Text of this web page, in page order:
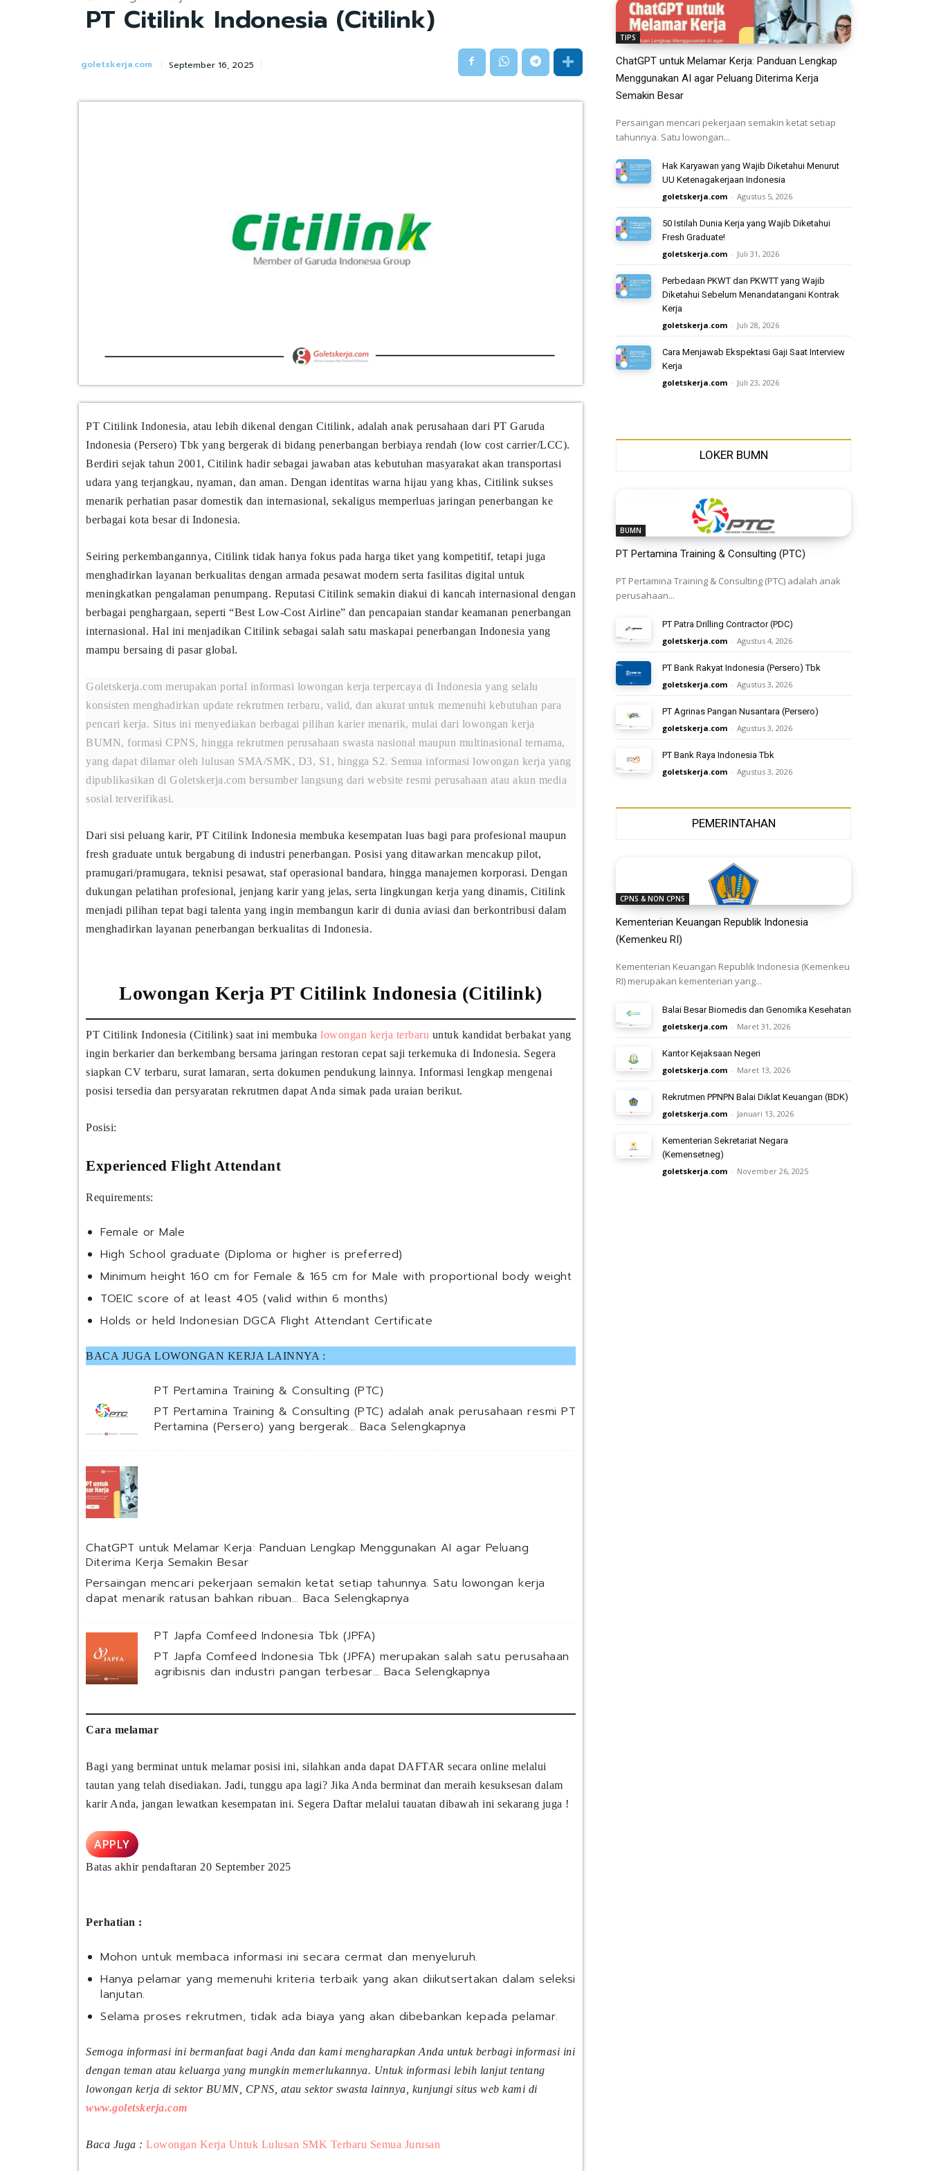
PT Citilink Indonesia (Citilink)
goletskerja.com September 16, 2025
PT Citilink Indonesia, atau lebih dikenal dengan Citilink, adalah anak perusahaan dari PT Garuda
Indonesia (Persero) Tbk yang bergerak di bidang penerbangan berbiaya rendah (low cost carrier/LCC).
Berdiri sejak tahun 2001, Citilink hadir sebagai jawaban atas kebutuhan masyarakat akan transportasi
udara yang terjangkau, nyaman, dan aman. Dengan identitas warna hijau yang khas, Citilink sukses
menarik perhatian pasar domestik dan internasional, sekaligus memperluas jaringan penerbangan ke
berbagai kota besar di Indonesia.
Seiring perkembangannya, Citilink tidak hanya fokus pada harga tiket yang kompetitif, tetapi juga
menghadirkan layanan berkualitas dengan armada pesawat modern serta fasilitas digital untuk
meningkatkan pengalaman penumpang. Reputasi Citilink semakin diakui di kancah internasional dengan
berbagai penghargaan, seperti “Best Low-Cost Airline” dan pencapaian standar keamanan penerbangan
internasional. Hal ini menjadikan Citilink sebagai salah satu maskapai penerbangan Indonesia yang
mampu bersaing di pasar global.
Goletskerja.com merupakan portal informasi lowongan kerja terpercaya di Indonesia yang selalu
konsisten menghadirkan update rekrutmen terbaru, valid, dan akurat untuk memenuhi kebutuhan para
pencari kerja. Situs ini menyediakan berbagai pilihan karier menarik, mulai dari lowongan kerja
BUMN, formasi CPNS, hingga rekrutmen perusahaan swasta nasional maupun multinasional ternama,
yang dapat dilamar oleh lulusan SMA/SMK, D3, S1, hingga S2. Semua informasi lowongan kerja yang
dipublikasikan di Goletskerja.com bersumber langsung dari website resmi perusahaan atau akun media
sosial terverifikasi.
Dari sisi peluang karir, PT Citilink Indonesia membuka kesempatan luas bagi para profesional maupun
fresh graduate untuk bergabung di industri penerbangan. Posisi yang ditawarkan mencakup pilot,
pramugari/pramugara, teknisi pesawat, staf operasional bandara, hingga manajemen korporasi. Dengan
dukungan pelatihan profesional, jenjang karir yang jelas, serta lingkungan kerja yang dinamis, Citilink
menjadi pilihan tepat bagi talenta yang ingin membangun karir di dunia aviasi dan berkontribusi dalam
menghadirkan layanan penerbangan berkualitas di Indonesia.
Lowongan Kerja PT Citilink Indonesia (Citilink)
PT Citilink Indonesia (Citilink) saat ini membuka lowongan kerja terbaru untuk kandidat berbakat yang
ingin berkarier dan berkembang bersama jaringan restoran cepat saji terkemuka di Indonesia. Segera
siapkan CV terbaru, surat lamaran, serta dokumen pendukung lainnya. Informasi lengkap mengenai
posisi tersedia dan persyaratan rekrutmen dapat Anda simak pada uraian berikut.
Posisi:
Experienced Flight Attendant
Requirements:
Female or Male
High School graduate (Diploma or higher is preferred)
Minimum height 160 cm for Female & 165 cm for Male with proportional body weight
TOEIC score of at least 405 (valid within 6 months)
Holds or held Indonesian DGCA Flight Attendant Certificate
BACA JUGA LOWONGAN KERJA LAINNYA :
PT Pertamina Training & Consulting (PTC)
PT Pertamina Training & Consulting (PTC) adalah anak perusahaan resmi PT
Pertamina (Persero) yang bergerak… Baca Selengkapnya
m
i
a
n
i
&
n
s
u
l
ChatGPT untuk Melamar Kerja: Panduan Lengkap Menggunakan AI agar Peluang
Diterima Kerja Semakin Besar
Persaingan mencari pekerjaan semakin ketat setiap tahunnya. Satu lowongan kerja
dapat menarik ratusan bahkan ribuan… Baca Selengkapnya
t
G
u
k
M
e
P
d
a
n
L
e
a
PT Japfa Comfeed Indonesia Tbk (JPFA)
PT Japfa Comfeed Indonesia Tbk (JPFA) merupakan salah satu perusahaan
agribisnis dan industri pangan terbesar… Baca Selengkapnya
J
f
a
C
o
s
T
k
J
P
Cara melamar
Bagi yang berminat untuk melamar posisi ini, silahkan anda dapat DAFTAR secara online melalui
tautan yang telah disediakan. Jadi, tunggu apa lagi? Jika Anda berminat dan meraih kesuksesan dalam
karir Anda, jangan lewatkan kesempatan ini. Segera Daftar melalui tauatan dibawah ini sekarang juga !
APPLY
Batas akhir pendaftaran 20 September 2025
Perhatian :
Mohon untuk membaca informasi ini secara cermat dan menyeluruh.
Hanya pelamar yang memenuhi kriteria terbaik yang akan diikutsertakan dalam seleksi
lanjutan.
Selama proses rekrutmen, tidak ada biaya yang akan dibebankan kepada pelamar.
Semoga informasi ini bermanfaat bagi Anda dan kami mengharapkan Anda untuk berbagi informasi ini
dengan teman atau keluarga yang mungkin memerlukannya. Untuk informasi lebih lanjut tentang
lowongan kerja di sektor BUMN, CPNS, atau sektor swasta lainnya, kunjungi situs web kami di
www.goletskerja.com
Baca Juga : Lowongan Kerja Untuk Lulusan SMK Terbaru Semua Jurusan
TIPS
ChatGPT untuk Melamar Kerja: Panduan Lengkap
Menggunakan AI agar Peluang Diterima Kerja
Semakin Besar
Persaingan mencari pekerjaan semakin ketat setiap
tahunnya. Satu lowongan...
Hak Karyawan yang Wajib Diketahui Menurut
UU Ketenagakerjaan Indonesia
goletskerja.com - Agustus 5, 2026
50 Istilah Dunia Kerja yang Wajib Diketahui
Fresh Graduate!
goletskerja.com - Juli 31, 2026
Perbedaan PKWT dan PKWTT yang Wajib
Diketahui Sebelum Menandatangani Kontrak
Kerja
goletskerja.com - Juli 28, 2026
Cara Menjawab Ekspektasi Gaji Saat Interview
Kerja
goletskerja.com - Juli 23, 2026
LOKER BUMN
BUMN
PT Pertamina Training & Consulting (PTC)
PT Pertamina Training & Consulting (PTC) adalah anak
perusahaan...
PT Patra Drilling Contractor (PDC)
goletskerja.com - Agustus 4, 2026
PT Bank Rakyat Indonesia (Persero) Tbk
goletskerja.com - Agustus 3, 2026
PT Agrinas Pangan Nusantara (Persero)
goletskerja.com - Agustus 3, 2026
PT Bank Raya Indonesia Tbk
goletskerja.com - Agustus 3, 2026
PEMERINTAHAN
CPNS & NON CPNS
Kementerian Keuangan Republik Indonesia
(Kemenkeu RI)
Kementerian Keuangan Republik Indonesia (Kemenkeu
RI) merupakan kementerian yang...
Balai Besar Biomedis dan Genomika Kesehatan
goletskerja.com - Maret 31, 2026
Kantor Kejaksaan Negeri
goletskerja.com - Maret 13, 2026
Rekrutmen PPNPN Balai Diklat Keuangan (BDK)
goletskerja.com - Januari 13, 2026
Kementerian Sekretariat Negara
(Kemensetneg)
goletskerja.com - November 26, 2025